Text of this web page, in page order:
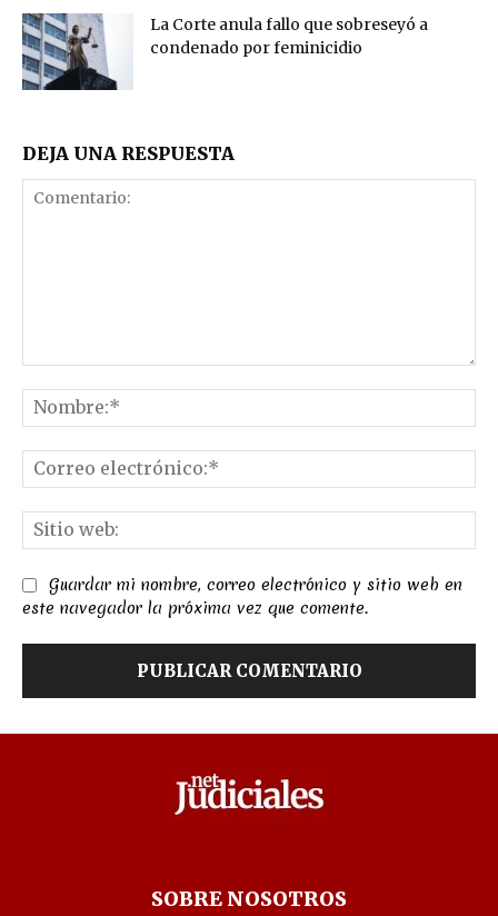
La Corte anula fallo que sobreseyó a
condenado por feminicidio
DEJA UNA RESPUESTA
Guardar mi nombre, correo electrónico y sitio web en
este navegador la próxima vez que comente.
SOBRE NOSOTROS